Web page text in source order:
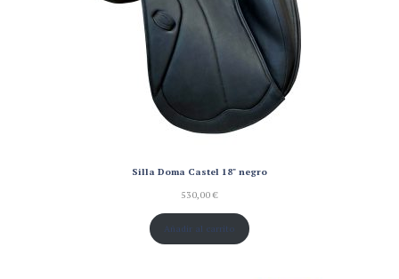
Silla Doma Castel 18" negro
530,00€
Añadir al carrito